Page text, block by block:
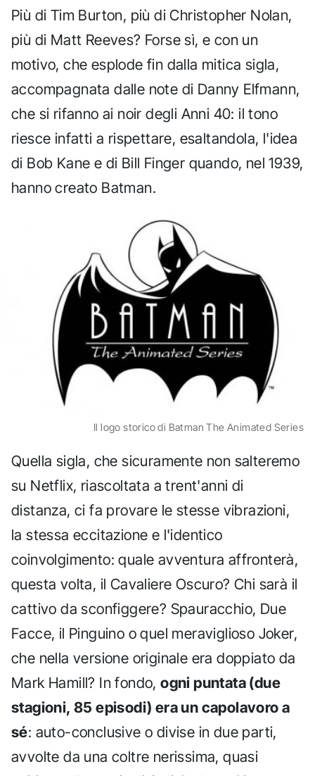
Più di Tim Burton, più di Christopher Nolan,
più di Matt Reeves? Forse sì, e con un
motivo, che esplode fin dalla mitica sigla,
accompagnata dalle note di Danny Elfmann,
che si rifanno ai noir degli Anni 40: il tono
riesce infatti a rispettare, esaltandola, l'idea
di Bob Kane e di Bill Finger quando, nel 1939,
hanno creato Batman.
Il logo storico di Batman The Animated Series
Quella sigla, che sicuramente non salteremo
su Netflix, riascoltata a trent'anni di
distanza, ci fa provare le stesse vibrazioni,
la stessa eccitazione e l'identico
coinvolgimento: quale avventura affronterà,
questa volta, il Cavaliere Oscuro? Chi sarà il
cattivo da sconfiggere? Spauracchio, Due
Facce, il Pinguino o quel meraviglioso Joker,
che nella versione originale era doppiato da
Mark Hamill? In fondo,ogni puntata (due
stagioni, 85 episodi) era un capolavoro a
sé: auto-conclusive o divise in due parti,
avvolte da una coltre nerissima, quasi